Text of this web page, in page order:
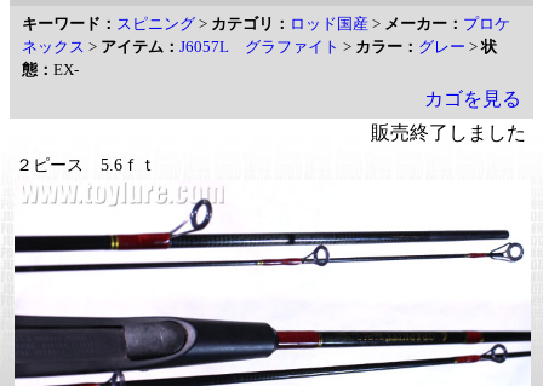
キーワード： スピニング > カテゴリ： ロッド国産 > メーカー： プロケ
ネックス > アイテム： J6057L グラファイト > カラー： グレー >状
態： EX-
カゴを見る
販売終了しました
２ピース 5.6ｆｔ